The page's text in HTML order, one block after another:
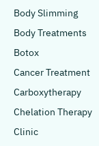
Body Slimming
Body Treatments
Botox
Cancer Treatment
Carboxytherapy
Chelation Therapy
Clinic